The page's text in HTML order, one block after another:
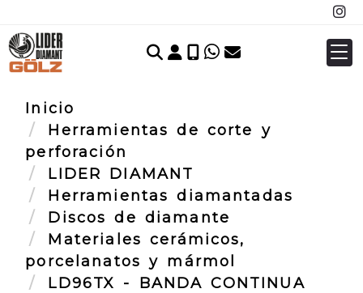
Identifícate
Inicio
Herramientas de corte y
perforación
LIDER DIAMANT
Herramientas diamantadas
Discos de diamante
Materiales cerámicos,
porcelanatos y mármol
LD96TX - BANDA CONTINUA